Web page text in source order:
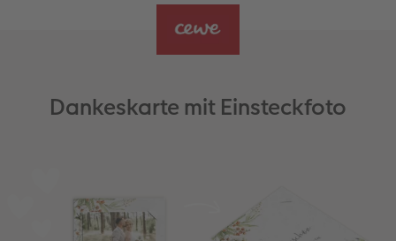
Dankeskarte mit Einsteckfoto